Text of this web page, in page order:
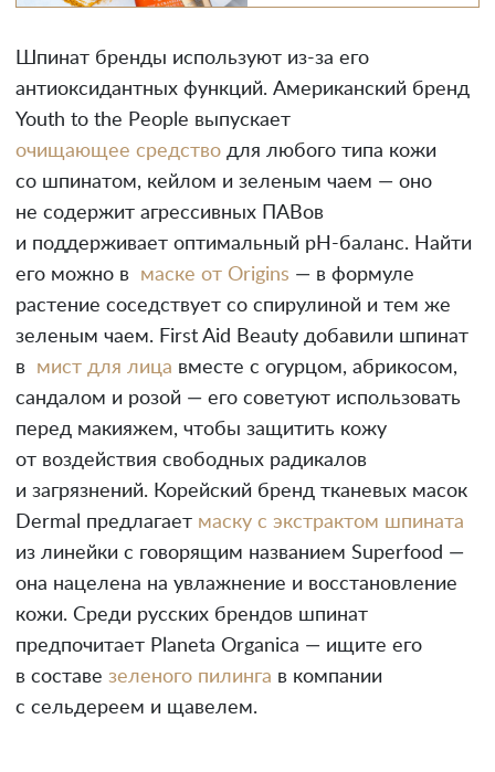
Шпинат бренды используют из-за его
антиоксидантных функций. Американский бренд
Youth to the People выпускает
очищающее средство для любого типа кожи
со шпинатом, кейлом и зеленым чаем — оно
не содержит агрессивных ПАВов
и поддерживает оптимальный pH-баланс. Найти
его можно в
маске от Origins — в формуле
растение соседствует со спирулиной и тем же
зеленым чаем. First Aid Beauty добавили шпинат
в
мист для лица вместе с огурцом, абрикосом,
сандалом и розой — его советуют использовать
перед макияжем, чтобы защитить кожу
от воздействия свободных радикалов
и загрязнений. Корейский бренд тканевых масок
Dermal предлагает маску с экстрактом шпината
из линейки с говорящим названием Superfood —
она нацелена на увлажнение и восстановление
кожи. Среди русских брендов шпинат
предпочитает Planeta Organica — ищите его
в составе зеленого пилинга в компании
с сельдереем и щавелем.